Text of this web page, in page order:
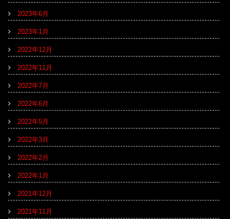
2023年6月
2023年1月
2022年12月
2022年11月
2022年7月
2022年6月
2022年5月
2022年3月
2022年2月
2022年1月
2021年12月
2021年11月